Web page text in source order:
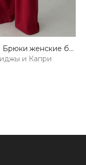
4547-bordo Брюки женские бордовый GIRL
и Капри